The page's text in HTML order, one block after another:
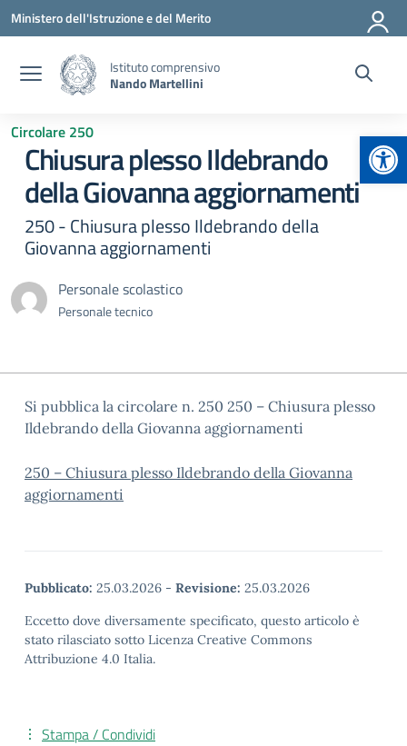
Vai ai contenuti
Vai al menu di navigazione
Vai al footer
Ministero dell'Istruzione e del Merito
Istituto comprensivo
Nando Martellini
Circolare 250
Chiusura plesso Ildebrando
della Giovanna aggiornamenti
250 - Chiusura plesso Ildebrando della
Giovanna aggiornamenti
Personale scolastico
Personale tecnico
Si pubblica la circolare n. 250 250 – Chiusura plesso
Ildebrando della Giovanna aggiornamenti
250 – Chiusura plesso Ildebrando della Giovanna
aggiornamenti
Pubblicato: 25.03.2026 - Revisione: 25.03.2026
Eccetto dove diversamente specificato, questo articolo è
stato rilasciato sotto Licenza Creative Commons
Attribuzione 4.0 Italia.
Stampa / Condividi